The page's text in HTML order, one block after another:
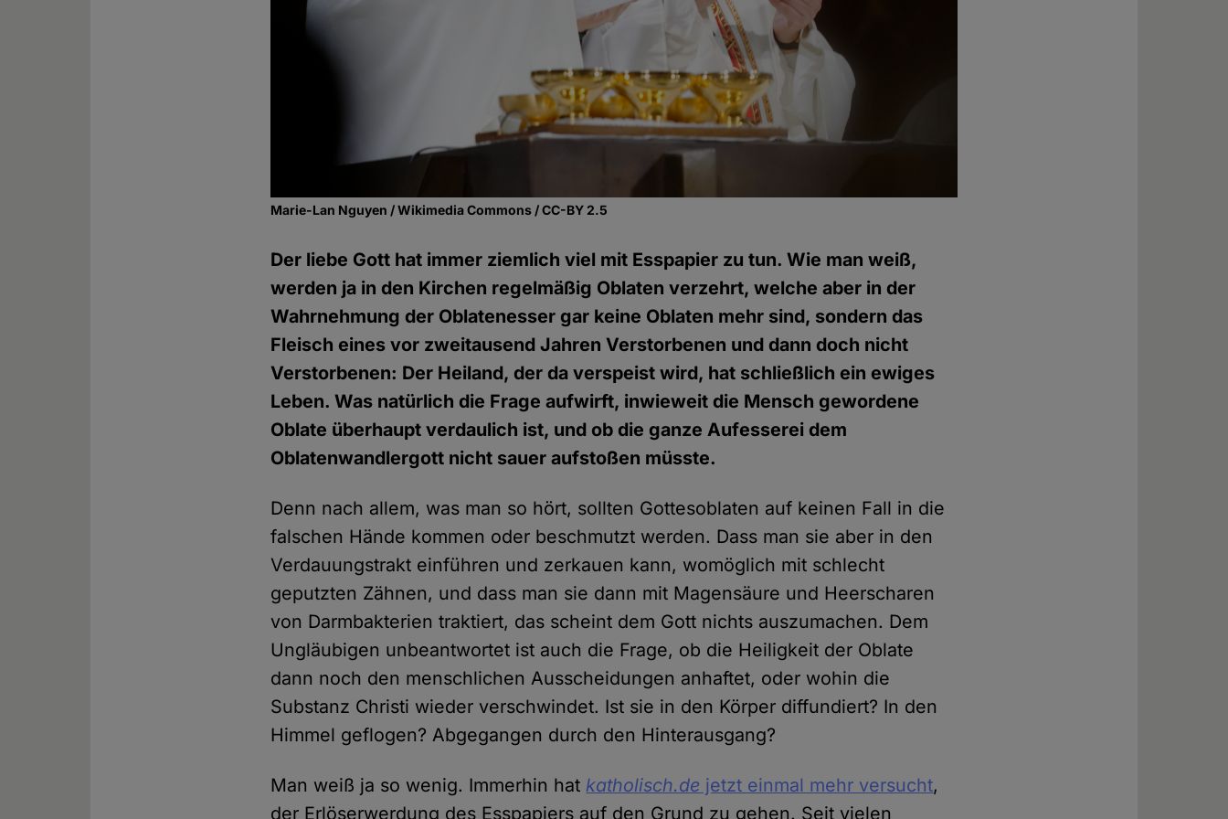
Marie-Lan Nguyen / Wikimedia Commons / CC-BY 2.5
Der liebe Gott hat immer ziemlich viel mit Esspapier zu tun. Wie man weiß,
werden ja in den Kirchen regelmäßig Oblaten verzehrt, welche aber in der
Wahrnehmung der Oblatenesser gar keine Oblaten mehr sind, sondern das
Fleisch eines vor zweitausend Jahren Verstorbenen und dann doch nicht
Verstorbenen: Der Heiland, der da verspeist wird, hat schließlich ein ewiges
Leben. Was natürlich die Frage aufwirft, inwieweit die Mensch gewordene
Oblate überhaupt verdaulich ist, und ob die ganze Aufesserei dem
Oblatenwandlergott nicht sauer aufstoßen müsste.
Denn nach allem, was man so hört, sollten Gottesoblaten auf keinen Fall in die
falschen Hände kommen oder beschmutzt werden. Dass man sie aber in den
Verdauungstrakt einführen und zerkauen kann, womöglich mit schlecht
geputzten Zähnen, und dass man sie dann mit Magensäure und Heerscharen
von Darmbakterien traktiert, das scheint dem Gott nichts auszumachen. Dem
Ungläubigen unbeantwortet ist auch die Frage, ob die Heiligkeit der Oblate
dann noch den menschlichen Ausscheidungen anhaftet, oder wohin die
Substanz Christi wieder verschwindet. Ist sie in den Körper diffundiert? In den
Himmel geflogen? Abgegangen durch den Hinterausgang?
Man weiß ja so wenig. Immerhin hat katholisch.de jetzt einmal mehr versucht,
der Erlöserwerdung des Esspapiers auf den Grund zu gehen. Seit vielen